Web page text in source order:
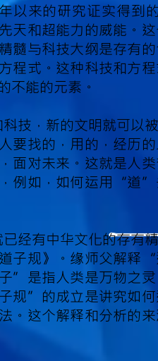
以来的研究证实得到
天和超能力的威能。
髓与科技大纲是存有
程式。这种科技和方
不能的元素。
技，新的文明就可以
要找的，用的，经历
面对未来。这就是人
例如，如何运用“道
经有中华文化的存有
子规》。缘师父解释
”是指人类是万物之
规”的成立是讲究如
。这个解释和分析的